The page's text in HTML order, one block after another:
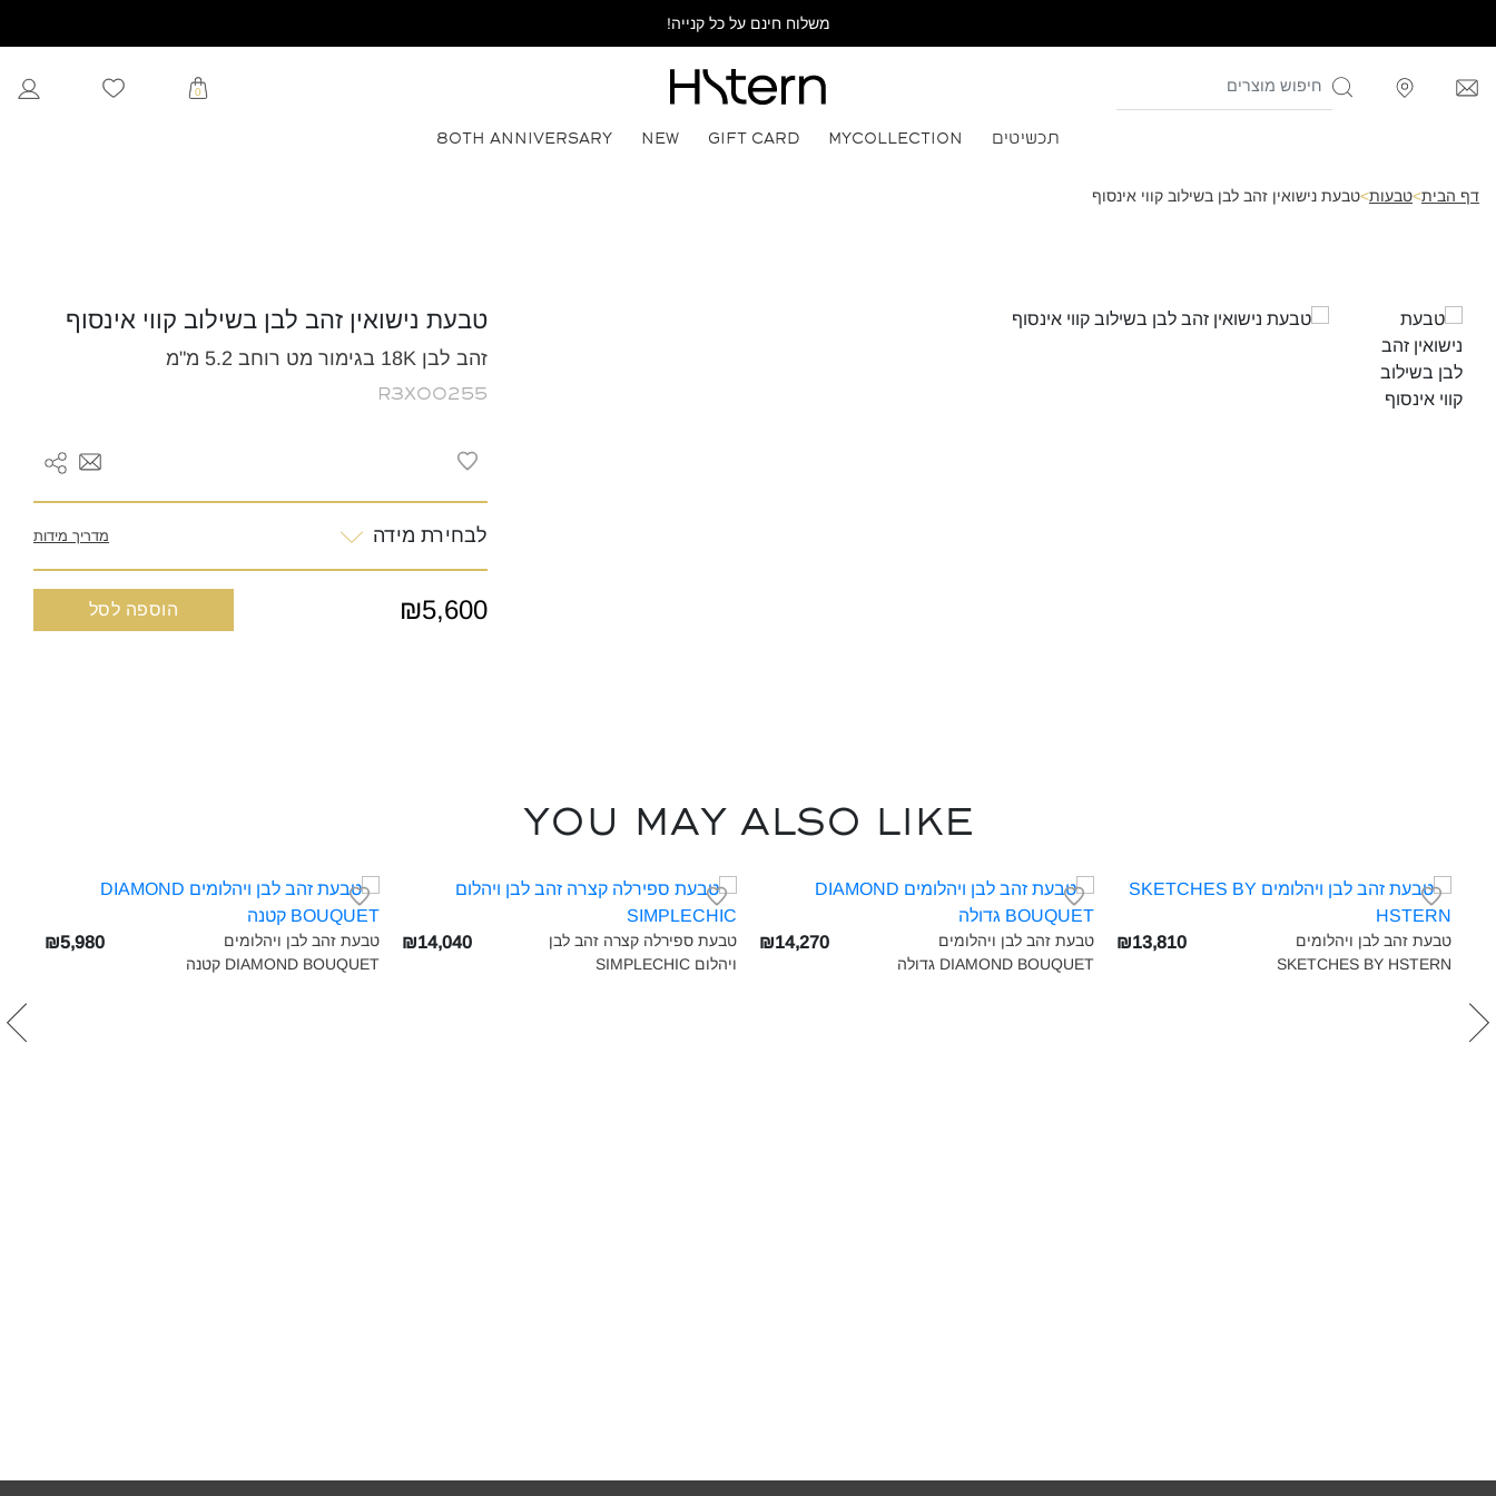
משלוח חינם על כל קנייה!
0
תכשיטים MYCOLLECTION
GIFT CARD
NEW
80TH ANNIVERSARY
דף הבית>טבעות>טבעת נישואין זהב לבן בשילוב קווי אינסוף
טבעת נישואין זהב לבן בשילוב קווי אינסוף
זהב לבן 18K בגימור מט רוחב 5.2 מ"מ
R3X00255
לבחירת מידה מדריך מידות
₪5,600 הוספה לסל
You may also like
טבעת זהב לבן ויהלומים
SKETCHES BY HSTERN‎
₪13,810
טבעת זהב לבן ויהלומים
DIAMOND BOUQUET גדולה‎
₪14,270
טבעת ספירלה קצרה זהב לבן
ויהלום SIMPLECHIC‎
₪14,040
טבעת זהב לבן ויהלומים
DIAMOND BOUQUET קטנה‎
₪5,980